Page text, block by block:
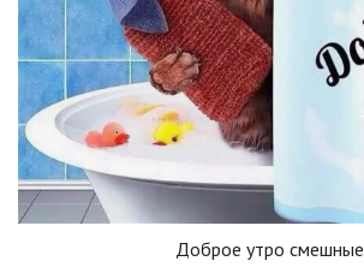
Доброе утро смешные